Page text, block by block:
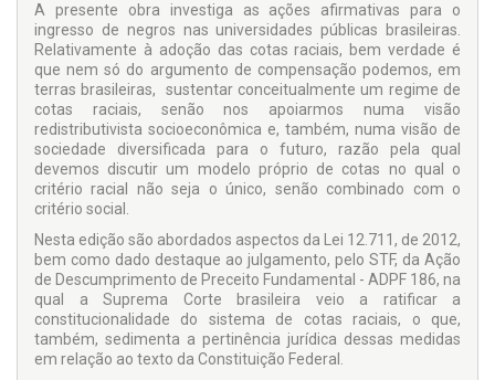
A presente obra investiga as ações afirmativas para o
ingresso de negros nas universidades públicas brasileiras.
Relativamente à adoção das cotas raciais, bem verdade é
que nem só do argumento de compensação podemos, em
terras brasileiras, sustentar conceitualmente um regime de
cotas raciais, senão nos apoiarmos numa visão
redistributivista socioeconômica e, também, numa visão de
sociedade diversificada para o futuro, razão pela qual
devemos discutir um modelo próprio de cotas no qual o
critério racial não seja o único, senão combinado com o
critério social.
Nesta edição são abordados aspectos da Lei 12.711, de 2012,
bem como dado destaque ao julgamento, pelo STF, da Ação
de Descumprimento de Preceito Fundamental - ADPF 186, na
qual a Suprema Corte brasileira veio a ratificar a
constitucionalidade do sistema de cotas raciais, o que,
também, sedimenta a pertinência jurídica dessas medidas
em relação ao texto da Constituição Federal.